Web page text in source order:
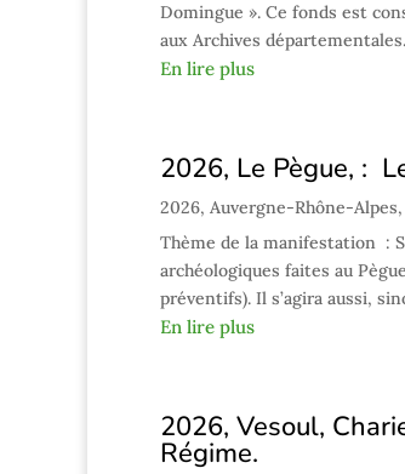
Domingue ». Ce fonds est
aux Archives
En lire plus
2026, Le Pègue, :
2026, Auvergne-Rhône-Alpes,
Thème de la manifestation :
archéologiques faites au
préventifs). Il s’agira aussi,
En lire plus
2026, Vesoul,
Régime.